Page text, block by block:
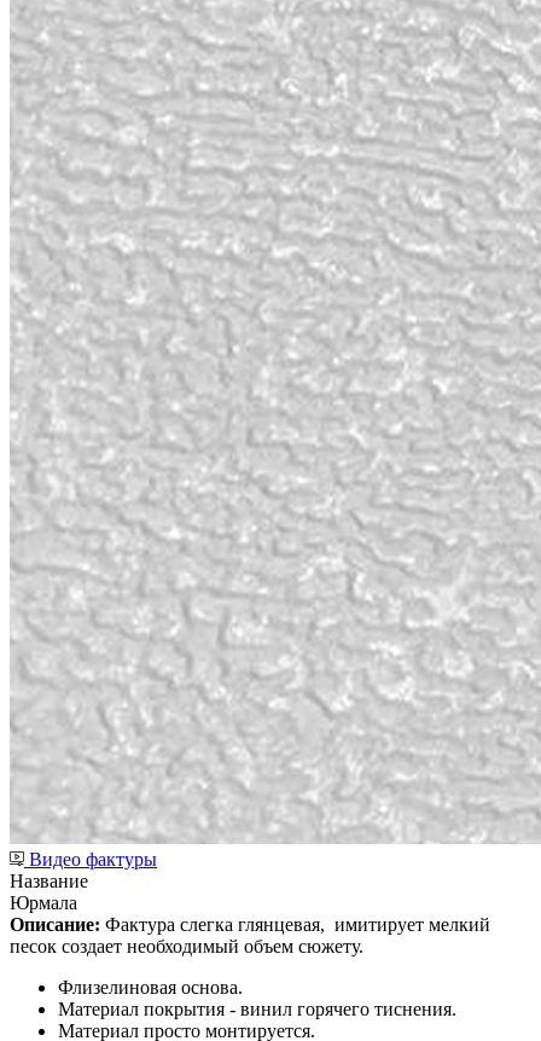
Видео фактуры
Название
Юрмала
Описание: Фактура слегка глянцевая, имитирует мелкий
песок создает необходимый объем сюжету.
Флизелиновая основа.
Материал покрытия - винил горячего тиснения.
Материал просто монтируется.